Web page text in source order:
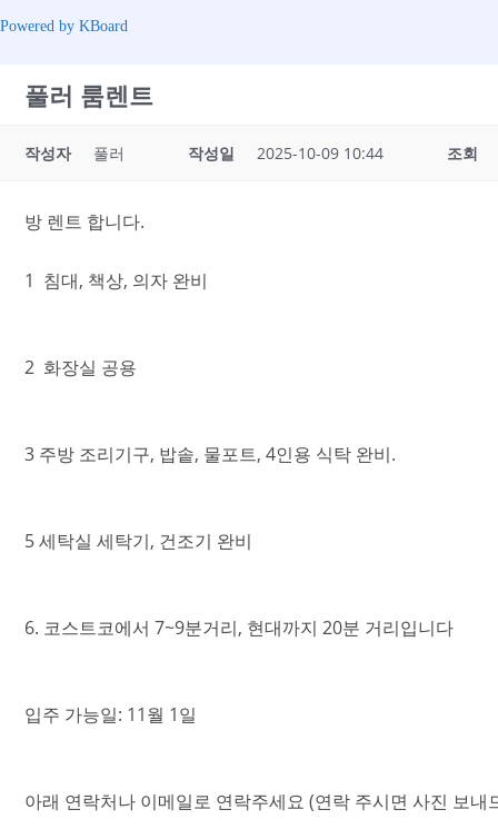
Powered by KBoard
풀러 룸렌트
작성자 풀러 작성일 2025-10-09 10:44 조회
방 렌트 합니다.
1 침대, 책상, 의자 완비
2 화장실 공용
3 주방 조리기구, 밥솥, 물포트, 4인용 식탁 완비.
5 세탁실 세탁기, 건조기 완비
6. 코스트코에서 7~9분거리, 현대까지 20분 거리입니다
입주 가능일: 11월 1일
아래 연락처나 이메일로 연락주세요 (연락 주시면 사진 보내